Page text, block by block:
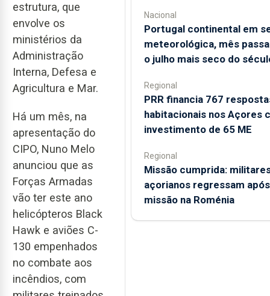
estrutura, que
envolve os
ministérios da
Administração
Interna, Defesa e
Agricultura e Mar.
Há um mês, na
apresentação do
CIPO, Nuno Melo
anunciou que as
Forças Armadas
vão ter este ano
helicópteros Black
Hawk e aviões C-
130 empenhados
no combate aos
incêndios, com
Nacional
Portugal continental em
meteorológica, mês
o julho mais seco do
Regional
PRR financia 767
habitacionais nos Açores
investimento de 65 ME
Regional
Missão cumprida:
açorianos regressam após
missão na Roménia